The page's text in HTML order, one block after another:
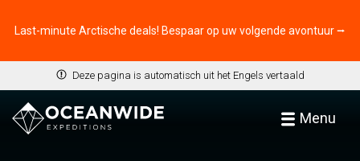
Last-minute Arctische deals! Bespaar op uw volgende avontuur ⭢
Deze pagina is automatisch uit het Engels vertaald
Menu